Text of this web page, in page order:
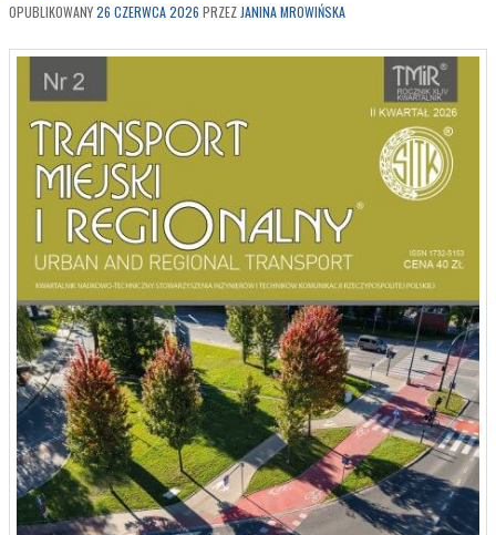
OPUBLIKOWANY26 CZERWCA 2026 PRZEZ JANINA MROWIŃSKA